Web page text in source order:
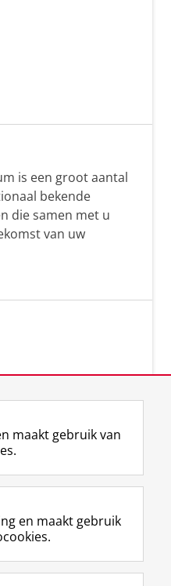
is een groot aantal
bekende
die samen met u
van uw
F
a
e
b
o
L
i
k
e
I
R
S
-
f
e
I
n
t
r
Y
o
T
e
maakt gebruik van
en maakt gebruik